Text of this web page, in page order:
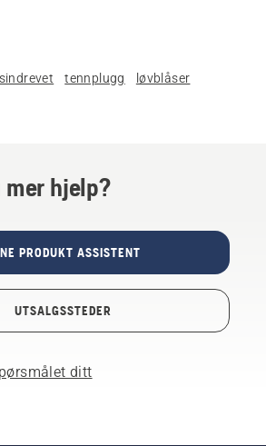
tennplugg løvblåser
mer hjelp?
PRODUKT ASSISTENT
UTSALGSSTEDER
ditt